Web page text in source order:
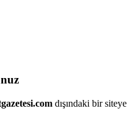
dışındaki bir siteye